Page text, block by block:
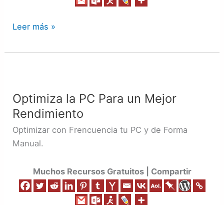
Leer más »
Optimiza la PC Para un Mejor
Rendimiento
Optimizar con Frencuencia tu PC y de Forma
Manual.
Muchos Recursos Gratuitos | Compartir
PC
Para
un
Mejor